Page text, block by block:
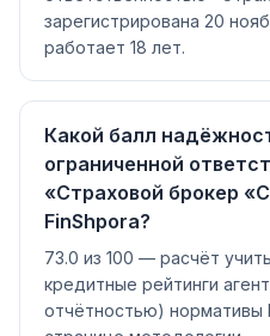
зарегистрирована 20
работает 18 лет.
Какой балл
ограниченной
«Страховой брокер
FinShpora?
73.0 из 100 — расчёт
кредитные рейтинги
отчётностью)